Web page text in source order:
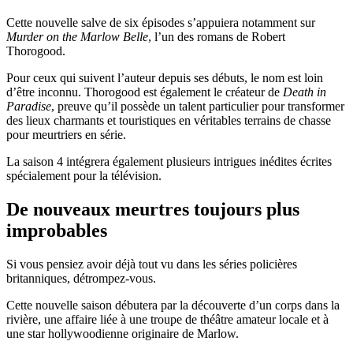
Cette nouvelle salve de six épisodes s’appuiera notamment sur
Murder on the Marlow Belle, l’un des romans de Robert
Thorogood.
Pour ceux qui suivent l’auteur depuis ses débuts, le nom est loin
d’être inconnu. Thorogood est également le créateur de Death in
Paradise, preuve qu’il possède un talent particulier pour transformer
des lieux charmants et touristiques en véritables terrains de chasse
pour meurtriers en série.
La saison 4 intégrera également plusieurs intrigues inédites écrites
spécialement pour la télévision.
De nouveaux meurtres toujours plus
improbables
Si vous pensiez avoir déjà tout vu dans les séries policières
britanniques, détrompez-vous.
Cette nouvelle saison débutera par la découverte d’un corps dans la
rivière, une affaire liée à une troupe de théâtre amateur locale et à
une star hollywoodienne originaire de Marlow.